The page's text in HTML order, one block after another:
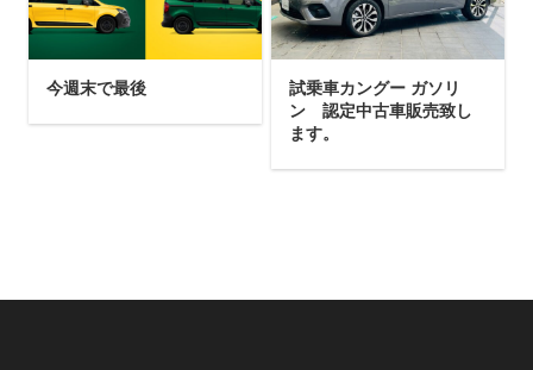
今週末で最後
試乗車カングー ガソリ
ン 認定中古車販売致し
ます。